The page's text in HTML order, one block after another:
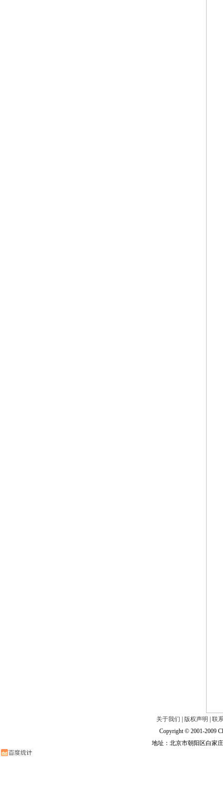
关于我们 版权声明
联
Copyright © 2001-2009
地址：北京市朝阳区白家